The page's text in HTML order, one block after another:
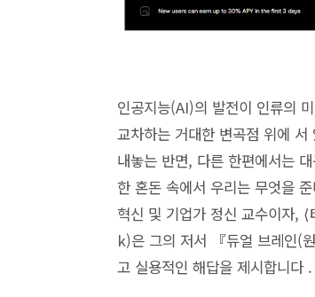
인공지능(AI)의 발전이 인류의
교차하는 거대한 변곡점 위에
내놓는 반면, 다른 한편에서는
한 혼돈 속에서 우리는 무엇을
혁신 및 기업가 정신 교수이자,
k)은 그의 저서 『듀얼 브레
고 실용적인 해답을 제시합니다 .